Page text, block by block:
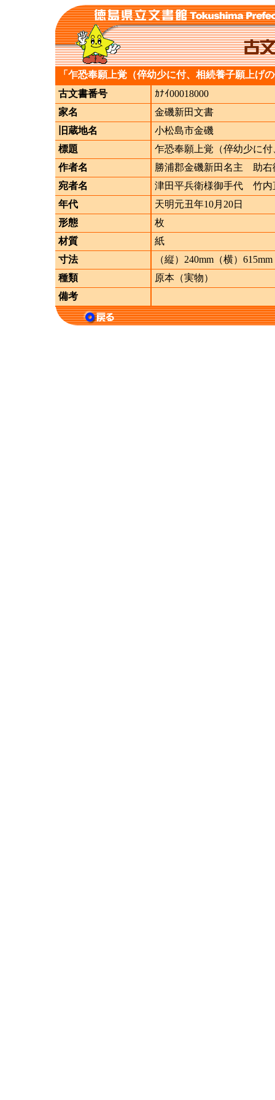
「乍恐奉願上覚（倅幼少に付、相続養子願上げ
古文書番号
ｶﾅｲ00018000
家名
金磯新田文書
旧蔵地名
小松島市金磯
標題
乍恐奉願上覚（倅幼少に
作者名
勝浦郡金磯新田名主 助右
宛者名
津田平兵衛様御手代 竹内
年代
天明元丑年10月20日
形態
枚
材質
紙
寸法
（縦）240mm（横）615mm
種類
原本（実物）
備考